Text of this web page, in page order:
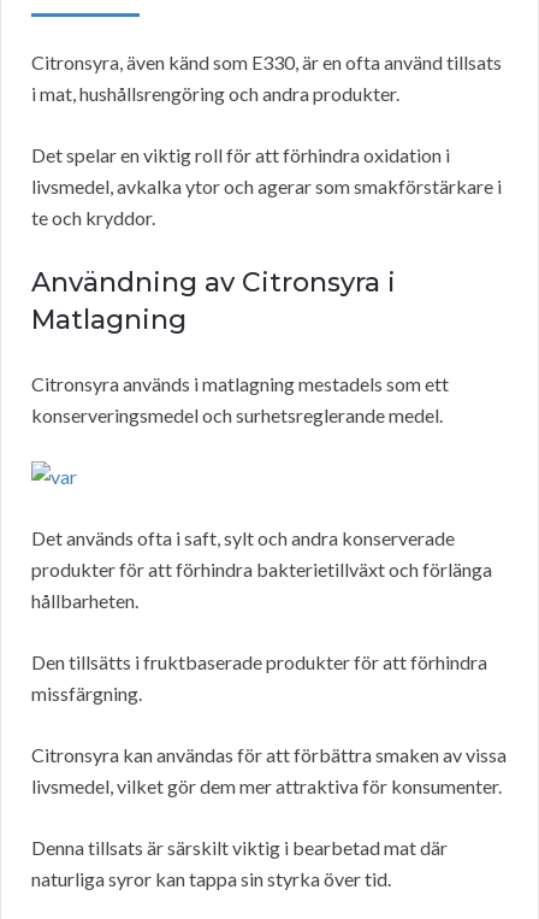
Citronsyra, även känd som E330, är en ofta använd tillsats
i mat, hushållsrengöring och andra produkter.
Det spelar en viktig roll för att förhindra oxidation i
livsmedel, avkalka ytor och agerar som smakförstärkare i
te och kryddor.
Användning av Citronsyra i
Matlagning
Citronsyra används i matlagning mestadels som ett
konserveringsmedel och surhetsreglerande medel.
Det används ofta i saft, sylt och andra konserverade
produkter för att förhindra bakterietillväxt och förlänga
hållbarheten.
Den tillsätts i fruktbaserade produkter för att förhindra
missfärgning.
Citronsyra kan användas för att förbättra smaken av vissa
livsmedel, vilket gör dem mer attraktiva för konsumenter.
Denna tillsats är särskilt viktig i bearbetad mat där
naturliga syror kan tappa sin styrka över tid.